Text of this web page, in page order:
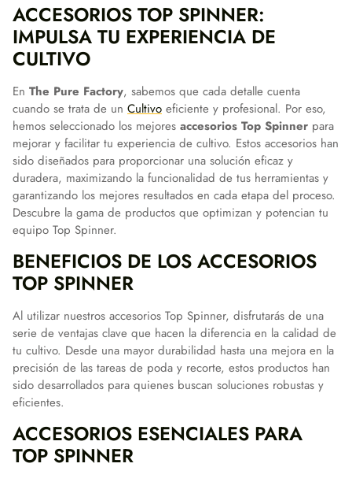
ACCESORIOS TOP SPINNER:
IMPULSA TU EXPERIENCIA DE
CULTIVO
En The Pure Factory, sabemos que cada detalle cuenta
cuando se trata de un Cultivo eficiente y profesional. Por eso,
hemos seleccionado los mejores accesorios Top Spinner para
mejorar y facilitar tu experiencia de cultivo. Estos accesorios han
sido diseñados para proporcionar una solución eficaz y
duradera, maximizando la funcionalidad de tus herramientas y
garantizando los mejores resultados en cada etapa del proceso.
Descubre la gama de productos que optimizan y potencian tu
equipo Top Spinner.
BENEFICIOS DE LOS ACCESORIOS
TOP SPINNER
Al utilizar nuestros accesorios Top Spinner, disfrutarás de una
serie de ventajas clave que hacen la diferencia en la calidad de
tu cultivo. Desde una mayor durabilidad hasta una mejora en la
precisión de las tareas de poda y recorte, estos productos han
sido desarrollados para quienes buscan soluciones robustas y
eficientes.
ACCESORIOS ESENCIALES PARA
TOP SPINNER
17,87 €
9,35 €